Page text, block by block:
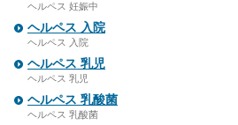
ヘルペス 妊娠中
ヘルペス 入院
ヘルペス 入院
ヘルペス 乳児
ヘルペス 乳児
ヘルペス 乳酸菌
ヘルペス 乳酸菌